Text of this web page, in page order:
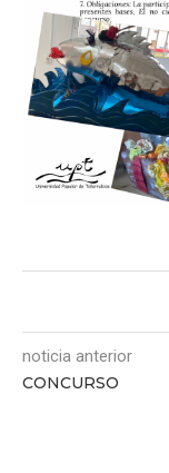
noticia anterior
CONCURSO